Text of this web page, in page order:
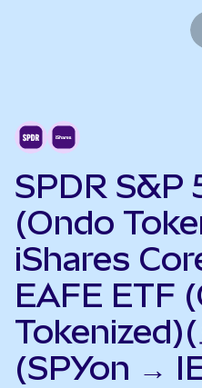
SPDR S&P
(Ondo
iShares
EAFE ETF
Tokenized)(
(SPYon →